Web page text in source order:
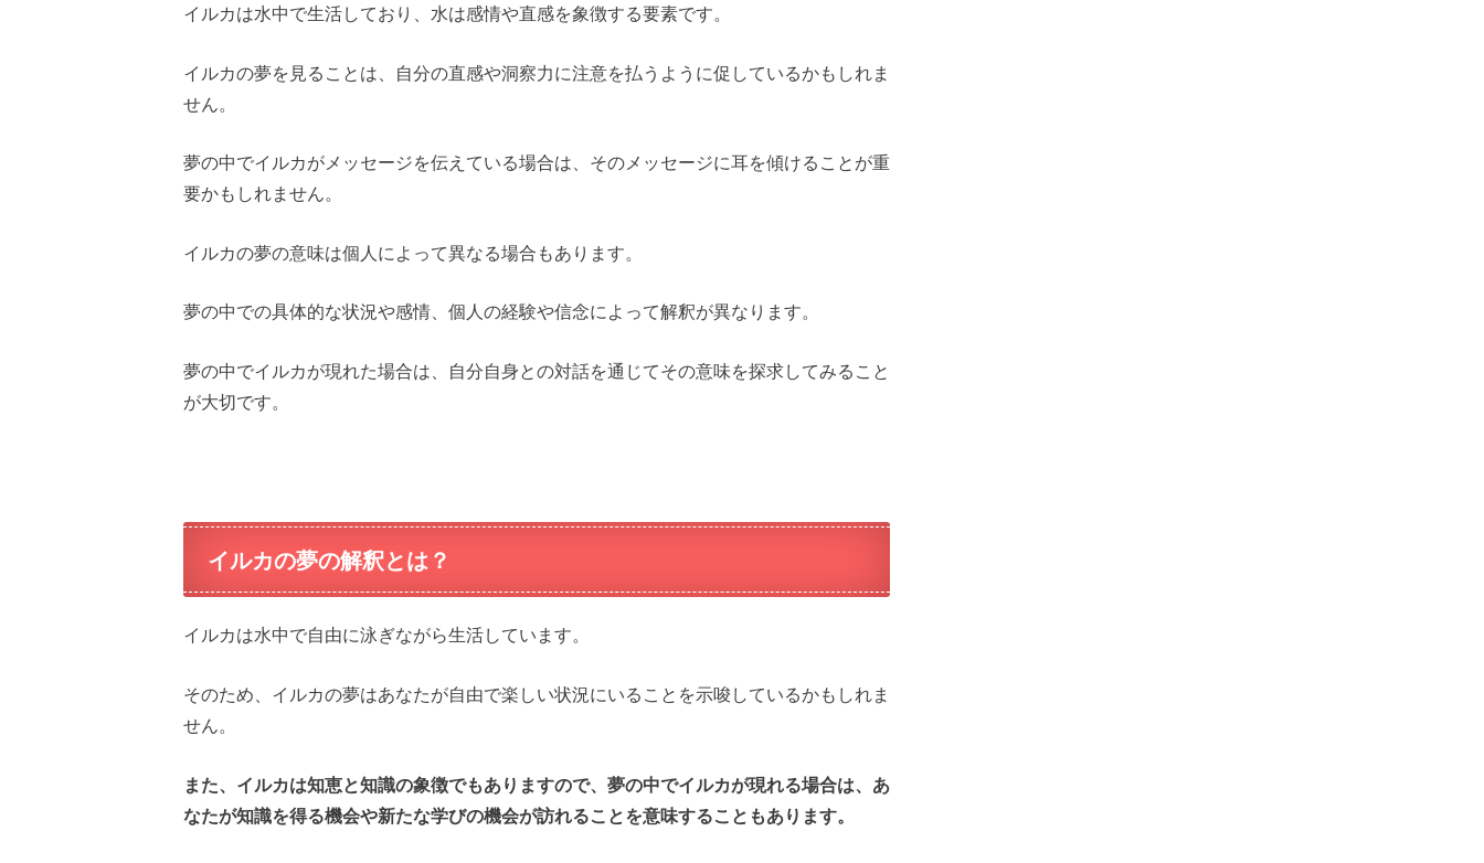
イルカは水中で生活しており、水は感情や直感を象徴する要素です。
イルカの夢を見ることは、自分の直感や洞察力に注意を払うように促しているかもしれま
せん。
夢の中でイルカがメッセージを伝えている場合は、そのメッセージに耳を傾けることが重
要かもしれません。
イルカの夢の意味は個人によって異なる場合もあります。
夢の中での具体的な状況や感情、個人の経験や信念によって解釈が異なります。
夢の中でイルカが現れた場合は、自分自身との対話を通じてその意味を探求してみること
が大切です。
イルカの夢の解釈とは？
イルカは水中で自由に泳ぎながら生活しています。
そのため、イルカの夢はあなたが自由で楽しい状況にいることを示唆しているかもしれま
せん。
また、イルカは知恵と知識の象徴でもありますので、夢の中でイルカが現れる場合は、あ
なたが知識を得る機会や新たな学びの機会が訪れることを意味することもあります。